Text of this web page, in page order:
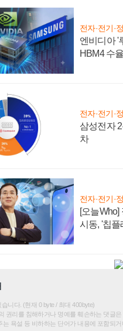
전자·전기·
엔비디아 '
HBM4 수
전자·전기·
삼성전자
차
전자·전기·
[오늘
시동, '칩
니다. (현재 0 byte / 최대 400byte)
권리를 침해하거나 명예를 훼손하는 댓글
는 욕설 등 비하하는 단어가 내용에 포함되